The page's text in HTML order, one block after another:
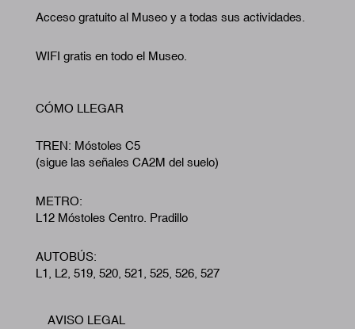
Acceso gratuito al Museo y a todas sus actividades.
WIFI gratis en todo el Museo.
CÓMO LLEGAR
TREN: Móstoles C5
(sigue las señales CA2M del suelo)
METRO:
L12 Móstoles Centro. Pradillo
AUTOBÚS:
L1, L2, 519, 520, 521, 525, 526, 527
Footer
AVISO LEGAL